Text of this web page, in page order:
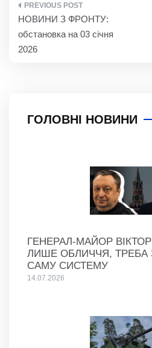
НАВІГАЦІЯ
ЗАПИСІВ
НОВИНИ З ФРОНТУ:
обстановка на 03 січня
2026
ГОЛОВНІ НОВИНИ
ГЕНЕРАЛ-МАЙОР
ЛИШЕ ОБЛИЧЧЯ, ТРЕБА
САМУ СИСТЕМУ
14.07.2026